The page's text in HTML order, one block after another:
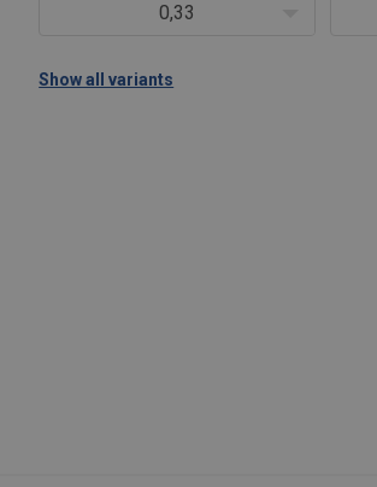
0,33
Show all variants